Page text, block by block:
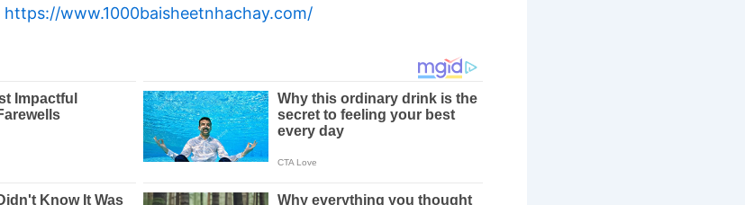
https://www.1000baisheetnhachay.com/